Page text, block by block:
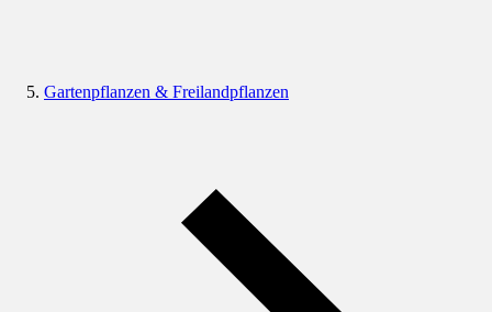
Gartenpflanzen & Freilandpflanzen